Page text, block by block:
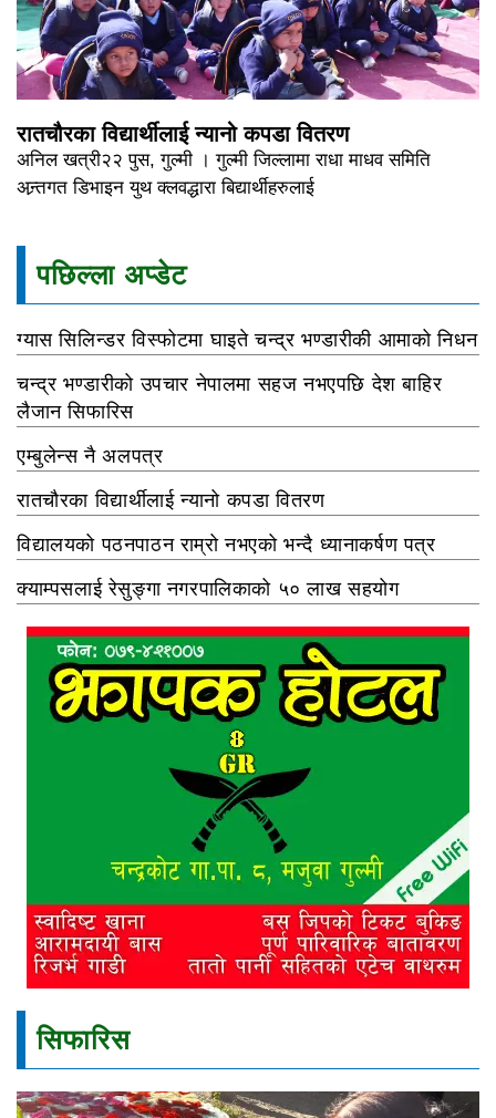
रातचौरका विद्यार्थीलाई न्यानो कपडा वितरण
अनिल खत्री२२ पुस, गुल्मी । गुल्मी जिल्लामा राधा माधव समिति
अन्र्तगत डिभाइन युथ क्लवद्धारा बिद्यार्थीहरुलाई
पछिल्ला अप्डेट
ग्यास सिलिन्डर विस्फोटमा घाइते चन्द्र भण्डारीकी आमाको निधन
चन्द्र भण्डारीको उपचार नेपालमा सहज नभएपछि देश बाहिर
लैजान सिफारिस
एम्बुलेन्स नै अलपत्र
रातचौरका विद्यार्थीलाई न्यानो कपडा वितरण
विद्यालयको पठनपाठन राम्रो नभएको भन्दै ध्यानाकर्षण पत्र
क्याम्पसलाई रेसुङ्गा नगरपालिकाको ५० लाख सहयोग
सिफारिस